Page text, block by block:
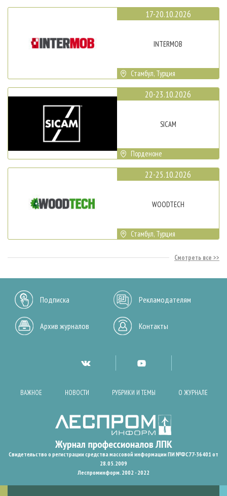
17-20.10.2026
INTERMOB
Стамбул, Турция
20-23.10.2026
SICAM
Порденоне
22-25.10.2026
WOODTECH
Стамбул, Турция
Смотреть все
Подписка Рекламодателям
Архив журналов Контакты
ВАЖНОЕ НОВОСТИ РУБРИКИ И ТЕМЫ О ЖУРНАЛЕ
Свидетельство о регистрации средства массовой информации ПИ №ФС77-36401 от
28.05.2009
Леспроминформ. 2002 - 2022